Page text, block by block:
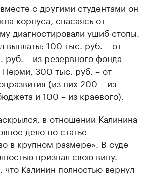
с другими студентами он
корпуса, спасаясь от
диагностировали ушиб стопы.
выплаты: 100 тыс. руб. – от
– из резервного фонда
Перми, 300 тыс. руб. – от
(из них 200 – из
и 100 – из краевого).
в отношении Калинина
дело по статье
в крупном размере». В суде
признал свою вину.
что Калинин полностью вернул